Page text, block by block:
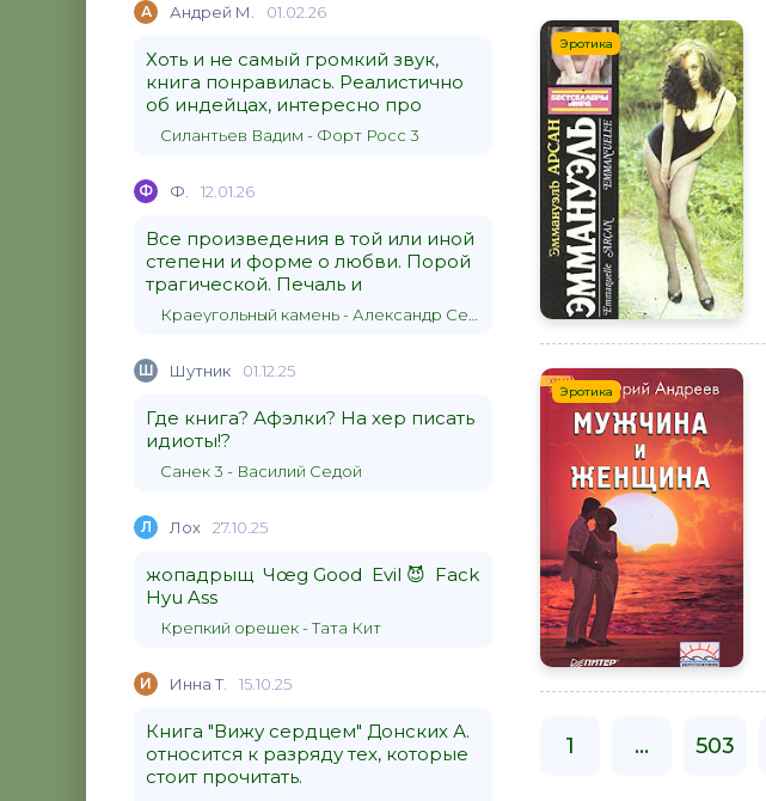
А Андрей М. 01.02.26
Хоть и не самый громкий звук,
книга понравилась. Реалистично
об индейцах, интересно про
Силантьев Вадим - Форт Росс 3
Ф Ф. 12.01.26
Все произведения в той или иной
степени и форме о любви. Порой
трагической. Печаль и
Ш Шутник 01.12.25
Где книга? Афэлки? На хер писать
идиоты!?
Санек 3 - Василий Седой
Л Лох 27.10.25
жопадрыщ Чœg Good Evil 😈 Fack
Hyu Ass
Крепкий орешек - Тата Кит
И Инна Т. 15.10.25
Книга "Вижу сердцем" Донских А.
относится к разряду тех, которые
стоит прочитать.
Эротика
Эротика
1 ... 503